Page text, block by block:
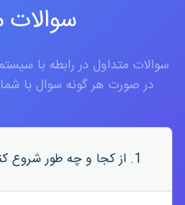
سوالات
سوالات متداول در رابطه با
در صورت هر گونه سوال با
1. از کجا و چه طور شروع کنم ؟